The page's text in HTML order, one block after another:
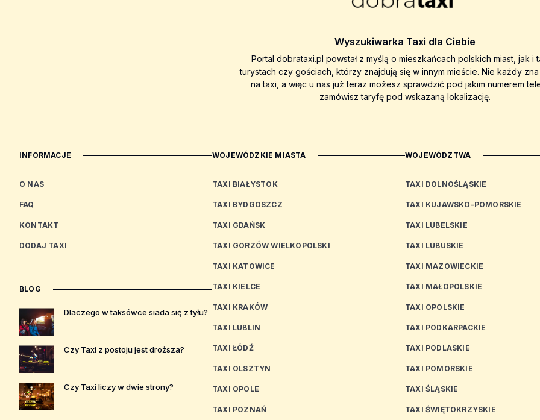
Wyszukiwarka Taxi dla Ciebie
Portal dobrataxi.pl powstał z myślą o mieszkańcach polskich miast, jak i
turystach czy gościach, którzy znajdują się w innym mieście. Nie każdy
na taxi, a więc u nas już teraz możesz sprawdzić pod jakim numerem
zamówisz taryfę pod wskazaną lokalizację.
INFORMACJE
O NAS
FAQ
KONTAKT
DODAJ TAXI
BLOG
Dlaczego w taksówce siada się z tyłu?
Czy Taxi z postoju jest droższa?
Czy Taxi liczy w dwie strony?
WOJEWÓDZKIE MIASTA
TAXI BIAŁYSTOK
TAXI BYDGOSZCZ
TAXI GDAŃSK
TAXI GORZÓW WIELKOPOLSKI
TAXI KATOWICE
TAXI KIELCE
TAXI KRAKÓW
TAXI LUBLIN
TAXI ŁÓDŹ
TAXI OLSZTYN
TAXI OPOLE
TAXI POZNAŃ
WOJEWÓDZTWA
TAXI DOLNOŚLĄSKIE
TAXI KUJAWSKO-POMORSKIE
TAXI LUBELSKIE
TAXI LUBUSKIE
TAXI MAZOWIECKIE
TAXI MAŁOPOLSKIE
TAXI OPOLSKIE
TAXI PODKARPACKIE
TAXI PODLASKIE
TAXI POMORSKIE
TAXI ŚLĄSKIE
TAXI ŚWIĘTOKRZYSKIE